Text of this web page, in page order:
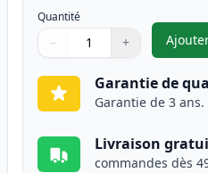
Quantité
Quantité
Utilisez les boutons pour
− +
Quantité
Garantie de
Garantie de 3
Livraison
commandes dès